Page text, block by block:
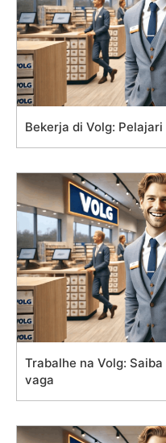
Bekerja di Volg:
Trabalhe na Volg:
vaga